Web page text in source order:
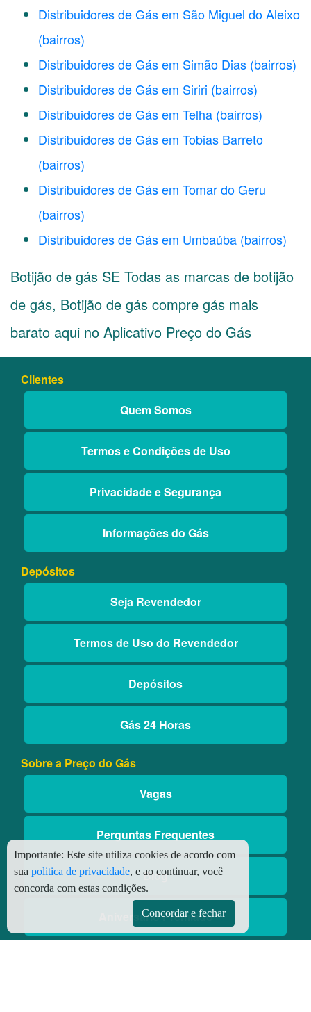
Distribuidores de Gás em São Miguel do Aleixo
(bairros)
Distribuidores de Gás em Simão Dias (bairros)
Distribuidores de Gás em Siriri (bairros)
Distribuidores de Gás em Telha (bairros)
Distribuidores de Gás em Tobias Barreto
(bairros)
Distribuidores de Gás em Tomar do Geru
(bairros)
Distribuidores de Gás em Umbaúba (bairros)
Botijão de gás SE Todas as marcas de botijão
de gás, Botijão de gás compre gás mais
barato aqui no Aplicativo Preço do Gás
Clientes
Quem Somos
Termos e Condições de Uso
Privacidade e Segurança
Informações do Gás
Depósitos
Seja Revendedor
Termos de Uso do Revendedor
Depósitos
Gás 24 Horas
Sobre a Preço do Gás
Vagas
Perguntas Frequentes
Blog
Aniversário Premiado
Importante: Este site utiliza cookies de acordo com
sua politica de privacidade, e ao continuar, você
concorda com estas condições.
Concordar e fechar